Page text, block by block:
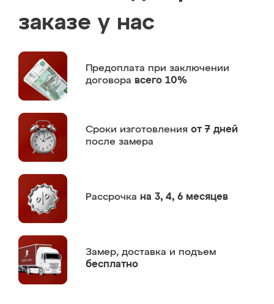
заказе у нас
Предоплата при заключении
договора всего 10%
Сроки изготовления от 7 дней
после замера
Рассрочка на 3, 4, 6 месяцев
Замер, доставка и подъем
бесплатно